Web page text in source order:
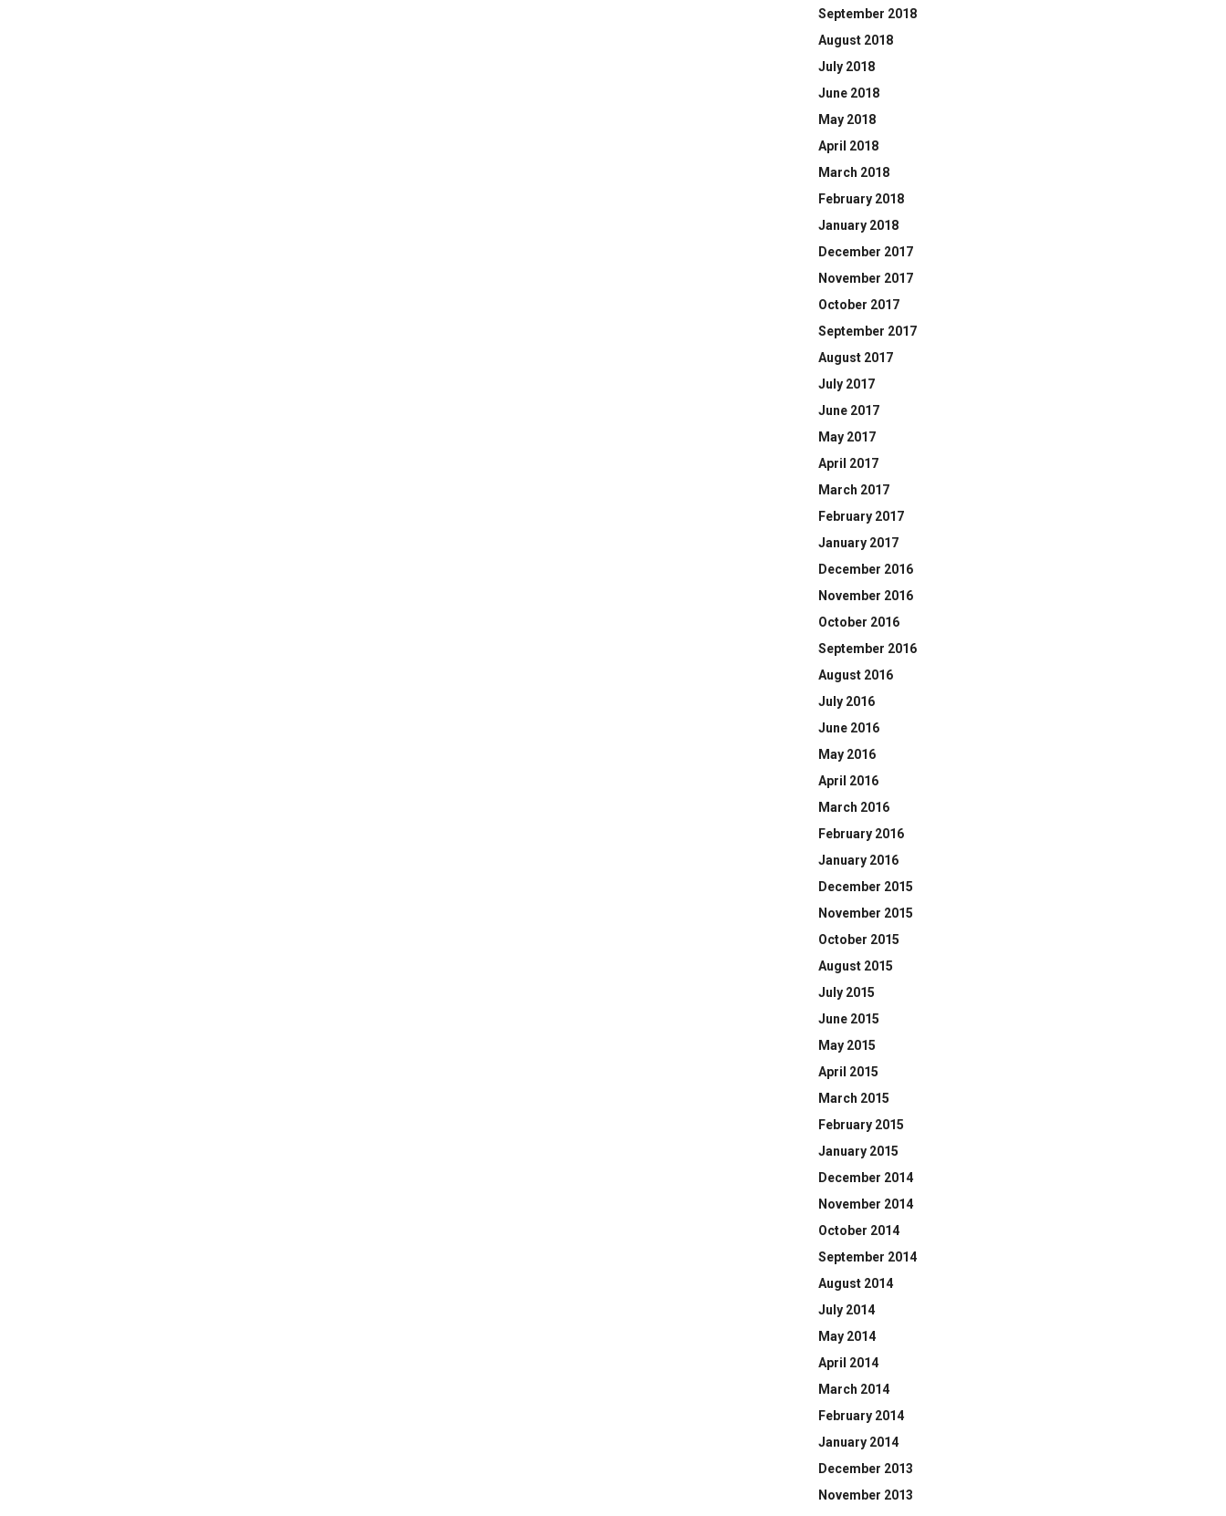
September 2018
August 2018
July 2018
June 2018
May 2018
April 2018
March 2018
February 2018
January 2018
December 2017
November 2017
October 2017
September 2017
August 2017
July 2017
June 2017
May 2017
April 2017
March 2017
February 2017
January 2017
December 2016
November 2016
October 2016
September 2016
August 2016
July 2016
June 2016
May 2016
April 2016
March 2016
February 2016
January 2016
December 2015
November 2015
October 2015
August 2015
July 2015
June 2015
May 2015
April 2015
March 2015
February 2015
January 2015
December 2014
November 2014
October 2014
September 2014
August 2014
July 2014
May 2014
April 2014
March 2014
February 2014
January 2014
December 2013
November 2013